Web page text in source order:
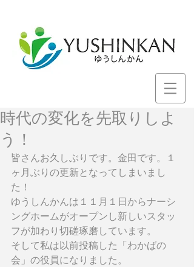
時代の変化を先取りしよ
う！
皆さんお久しぶりです。金田です。１
ヶ月ぶりの更新となってしまいまし
た！
ゆうしんかんは１１月１日からナーシ
ングホームがオープンし新しいスタッ
フが加わり切磋琢磨しています。
そして私は以前投稿した「わかばの
会」の役員になりました。